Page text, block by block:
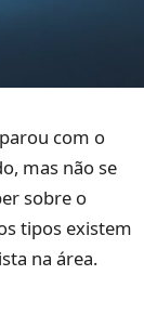
com o
mas não se
sobre o
tipos existem
na área.